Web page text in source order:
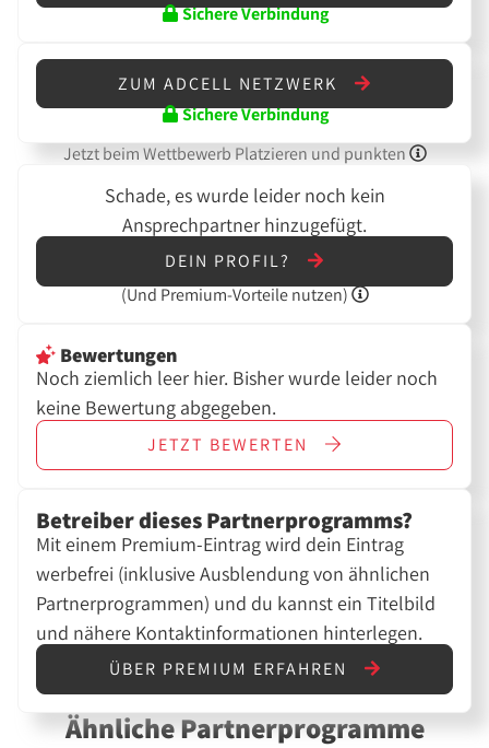
Sichere Verbindung
ZUM ADCELL NETZWERK
Sichere Verbindung
Jetzt beim Wettbewerb Platzieren und punkten
Schade, es wurde leider noch kein
Ansprechpartner hinzugefügt.
DEIN PROFIL?
(UndPremium-Vorteile nutzen)
Bewertungen
Noch ziemlich leer hier. Bisher wurde leider noch
keine Bewertung abgegeben.
JETZT BEWERTEN
Betreiber dieses Partnerprogramms?
Mit einem Premium-Eintrag wird dein Eintrag
werbefrei (inklusive Ausblendung von ähnlichen
Partnerprogrammen) und du kannst ein Titelbild
und nähere Kontaktinformationen hinterlegen.
ÜBER PREMIUM ERFAHREN
Ähnliche Partnerprogramme